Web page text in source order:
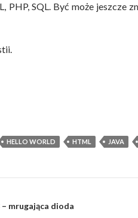
PHP, SQL. Być może jeszcze
HELLO WORLD HTML JAVA
– mrugająca dioda